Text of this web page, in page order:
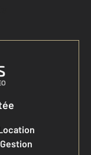
Gestion